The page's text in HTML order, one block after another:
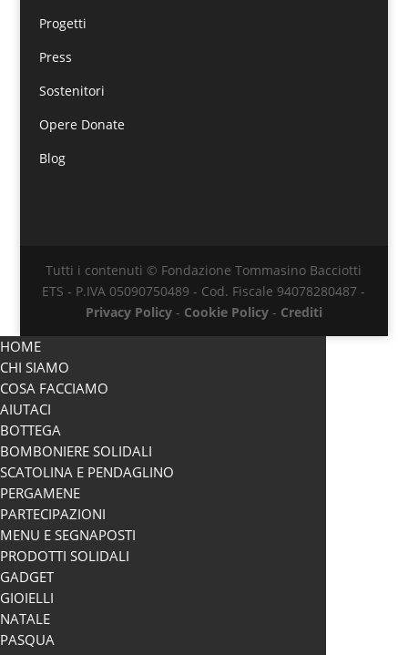
Progetti
Press
Sostenitori
Opere Donate
Blog
Tutti i contenuti © Fondazione Tommasino Bacciotti
ETS - P.IVA 05090750489 - Cod. Fiscale 94078280487 -
Privacy Policy- Cookie Policy- Crediti
HOME
CHI SIAMO
COSA FACCIAMO
AIUTACI
BOTTEGA
BOMBONIERE SOLIDALI
SCATOLINA E PENDAGLINO
PERGAMENE
PARTECIPAZIONI
MENU E SEGNAPOSTI
PRODOTTI SOLIDALI
GADGET
GIOIELLI
NATALE
PASQUA